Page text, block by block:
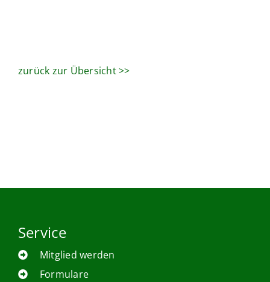
zurück zur Übersicht >>
Service
Mitglied werden
Formulare